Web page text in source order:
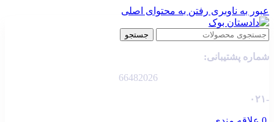
عبور به ناوبری رفتن به محتوای اصلی
جستجو
شماره پشتیبانی:
66482026
-۰۲۱